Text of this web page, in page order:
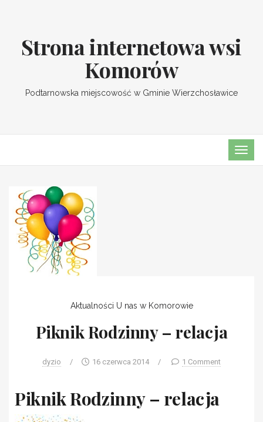
Strona internetowa wsi
Komorów
Podtarnowska miejscowość w Gminie Wierzchosławice
Aktualności U nas w Komorowie
Piknik Rodzinny – relacja
dyzio / 16 czerwca 2014 / 1 Comment
Piknik Rodzinny – relacja